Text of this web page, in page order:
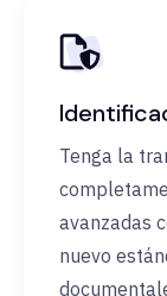
Tenga la
avanzadas
nuevo